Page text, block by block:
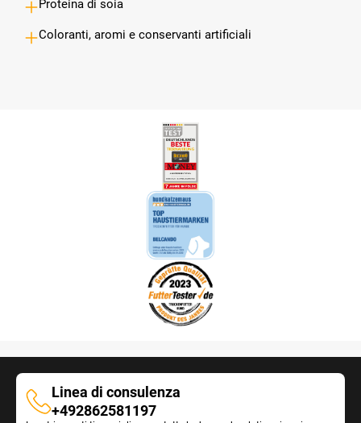
Proteina di soia
Coloranti, aromi e conservanti artificiali
Linea di consulenza
Linea
+492862581197